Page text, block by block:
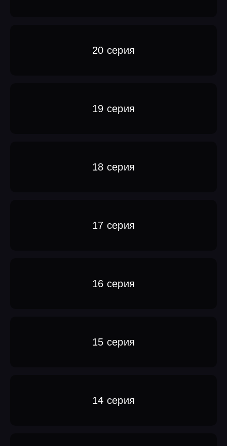
20 серия
19 серия
18 серия
17 серия
16 серия
15 серия
14 серия